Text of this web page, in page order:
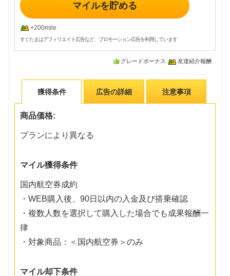
マイルを貯める
+200mile
すぐたまはアフィリエイト広告など、プロモーション広告を利用しています
グレードボーナス 友達紹介報酬
獲得条件 広告の詳細 注意事項
商品価格:
プランにより異なる
マイル獲得条件
国内航空券成約
・WEB購入後、90日以内の入金及び搭乗確認
・複数人数を選択して購入した場合でも成果報酬一
律
・対象商品：＜国内航空券＞のみ
マイル却下条件